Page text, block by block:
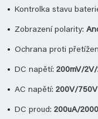
Kontrolka stavu
Zobrazení polarity:
Ochrana proti
DC napětí: 200mV/
AC napětí: 200V/750V
DC proud: 200uA/